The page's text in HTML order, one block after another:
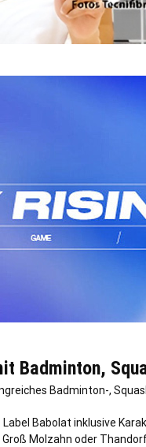
Badminton,
Badminton-,
Babolat inklusive
Groß Molzahn oder